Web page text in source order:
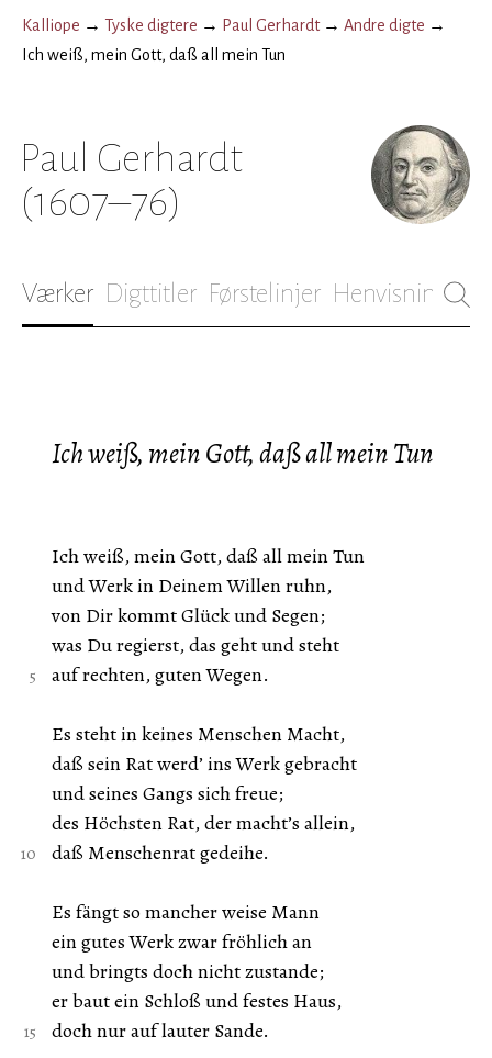
Kalliope → Tyske digtere → Paul Gerhardt→ Andre digte →
Ich weiß, mein Gott, daß all mein Tun
Paul Gerhardt
(1607–76)
Værker Digttitler Førstelinjer Henvisninger
Ich weiß, mein Gott, daß all mein Tun
Ich weiß, mein Gott, daß all mein Tun
und Werk in Deinem Willen ruhn,
von Dir kommt Glück und Segen;
was Du regierst, das geht und steht
auf rechten, guten Wegen.
Es steht in keines Menschen Macht,
daß sein Rat werd’ ins Werk gebracht
und seines Gangs sich freue;
des Höchsten Rat, der macht’s allein,
daß Menschenrat gedeihe.
Es fängt so mancher weise Mann
ein gutes Werk zwar fröhlich an
und bringts doch nicht zustande;
er baut ein Schloß und festes Haus,
doch nur auf lauter Sande.